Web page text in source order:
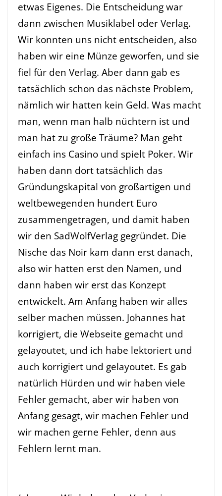
etwas Eigenes. Die Entscheidung war
dann zwischen Musiklabel oder Verlag.
Wir konnten uns nicht entscheiden, also
haben wir eine Münze geworfen, und sie
fiel für den Verlag. Aber dann gab es
tatsächlich schon das nächste Problem,
nämlich wir hatten kein Geld. Was macht
man, wenn man halb nüchtern ist und
man hat zu große Träume? Man geht
einfach ins Casino und spielt Poker. Wir
haben dann dort tatsächlich das
Gründungskapital von großartigen und
weltbewegenden hundert Euro
zusammengetragen, und damit haben
wir den SadWolfVerlag gegründet. Die
Nische das Noir kam dann erst danach,
also wir hatten erst den Namen, und
dann haben wir erst das Konzept
entwickelt. Am Anfang haben wir alles
selber machen müssen. Johannes hat
korrigiert, die Webseite gemacht und
gelayoutet, und ich habe lektoriert und
auch korrigiert und gelayoutet. Es gab
natürlich Hürden und wir haben viele
Fehler gemacht, aber wir haben von
Anfang gesagt, wir machen Fehler und
wir machen gerne Fehler, denn aus
Fehlern lernt man.